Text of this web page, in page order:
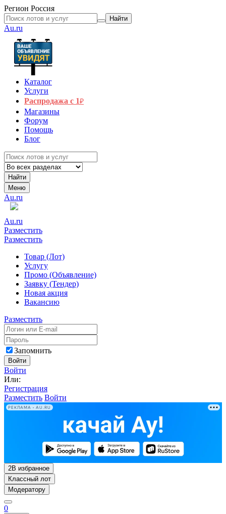
Регион Россия
Найти
Au.ru
Каталог
Услуги
Распродажа с 1₽
Магазины
Форум
Помощь
Блог
Найти
Меню
Au.ru
Au.ru
Разместить
Разместить
Товар (Лот)
Услугу
Промо (Объявление)
Заявку (Тендер)
Новая акция
Вакансию
Разместить
Запомнить
Войти
Войти
Или:
Регистрация
Разместить Войти
РЕКЛАМА • AU.RU
2В избранное
Классный лот
Модератору
0